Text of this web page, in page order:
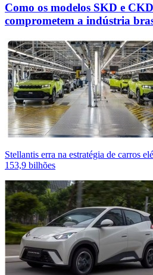
Como os modelos SKD e
comprometem a indústria
Stellantis erra na estratégia de carros
153,9 bilhões